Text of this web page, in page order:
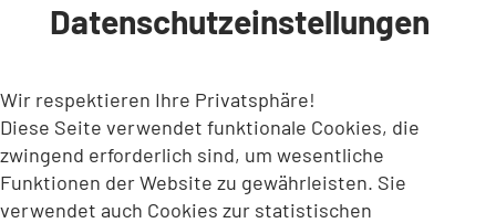
INHALT ANSPRINGEN
Datenschutzeinstellungen
Wir respektieren Ihre Privatsphäre!
Diese Seite verwendet funktionale Cookies, die
zwingend erforderlich sind, um wesentliche
Funktionen der Website zu gewährleisten. Sie
verwendet auch Cookies zur statistischen